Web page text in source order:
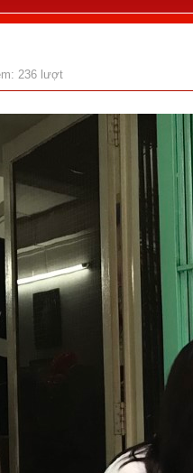
236 lượt